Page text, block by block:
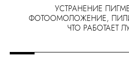
УСТРАНЕНИЕ
ФОТООМОЛОЖЕНИЕ,
ЧТО РАБОТАЕТ